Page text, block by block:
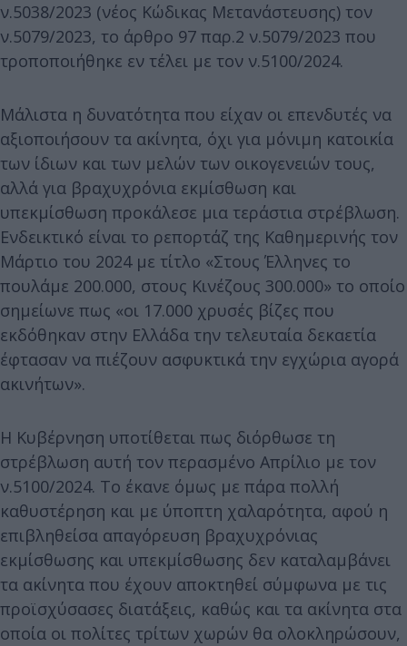
ν.5038/2023 (νέος Κώδικας Μετανάστευσης) τον
ν.5079/2023, το άρθρο 97 παρ.2 ν.5079/2023 που
τροποποιήθηκε εν τέλει με τον ν.5100/2024.
Μάλιστα η δυνατότητα που είχαν οι επενδυτές να
αξιοποιήσουν τα ακίνητα, όχι για μόνιμη κατοικία
των ίδιων και των μελών των οικογενειών τους,
αλλά για βραχυχρόνια εκμίσθωση και
υπεκμίσθωση προκάλεσε μια τεράστια στρέβλωση.
Ενδεικτικό είναι το ρεπορτάζ της Καθημερινής τον
Μάρτιο του 2024 με τίτλο «Στους Έλληνες το
πουλάμε 200.000, στους Κινέζους 300.000» το οποίο
σημείωνε πως «οι 17.000 χρυσές βίζες που
εκδόθηκαν στην Ελλάδα την τελευταία δεκαετία
έφτασαν να πιέζουν ασφυκτικά την εγχώρια αγορά
ακινήτων».
Η Κυβέρνηση υποτίθεται πως διόρθωσε τη
στρέβλωση αυτή τον περασμένο Απρίλιο με τον
ν.5100/2024. Το έκανε όμως με πάρα πολλή
καθυστέρηση και με ύποπτη χαλαρότητα, αφού η
επιβληθείσα απαγόρευση βραχυχρόνιας
εκμίσθωσης και υπεκμίσθωσης δεν καταλαμβάνει
τα ακίνητα που έχουν αποκτηθεί σύμφωνα με τις
προϊσχύσασες διατάξεις, καθώς και τα ακίνητα στα
οποία οι πολίτες τρίτων χωρών θα ολοκληρώσουν,